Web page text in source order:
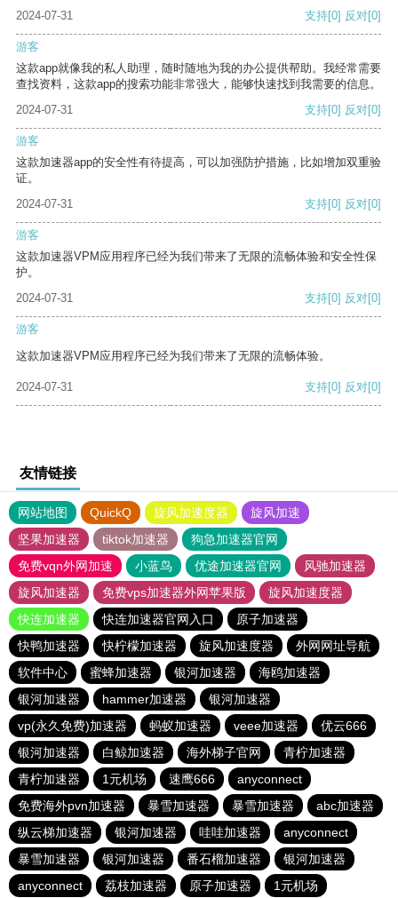
2024-07-31
支持[0] 反对[0]
游客
这款app就像我的私人助理，随时随地为我的办公提供帮助。我经常需要
查找资料，这款app的搜索功能非常强大，能够快速找到我需要的信息。
2024-07-31
支持[0] 反对[0]
游客
这款加速器app的安全性有待提高，可以加强防护措施，比如增加双重验
证。
2024-07-31
支持[0] 反对[0]
游客
这款加速器VPM应用程序已经为我们带来了无限的流畅体验和安全性保
护。
2024-07-31
支持[0] 反对[0]
游客
这款加速器VPM应用程序已经为我们带来了无限的流畅体验。
2024-07-31 支持[0] 反对[0]
友情链接
网站地图 QuickQ 旋风加速度器
旋风加速
坚果加速器
tiktok加速器
狗急加速器官网
免费vqn外网加速
小蓝鸟 优途加速器官网
风驰加速器
旋风加速器
免费vps加速器外网苹果版
旋风加速度器
快连加速器
快连加速器官网入口
原子加速器
快鸭加速器
快柠檬加速器 旋风加速度器
外网网址导航
软件中心
蜜蜂加速器 银河加速器
海鸥加速器
银河加速器
hammer加速器
银河加速器
vp(永久免费)加速器
蚂蚁加速器 veee加速器
优云666
银河加速器
白鲸加速器 海外梯子官网
青柠加速器
青柠加速器
1元机场 速鹰666
anyconnect
免费海外pvn加速器
暴雪加速器 暴雪加速器
abc加速器
纵云梯加速器
银河加速器 哇哇加速器
anyconnect
暴雪加速器
银河加速器 番石榴加速器
银河加速器
anyconnect
荔枝加速器 原子加速器 1元机场